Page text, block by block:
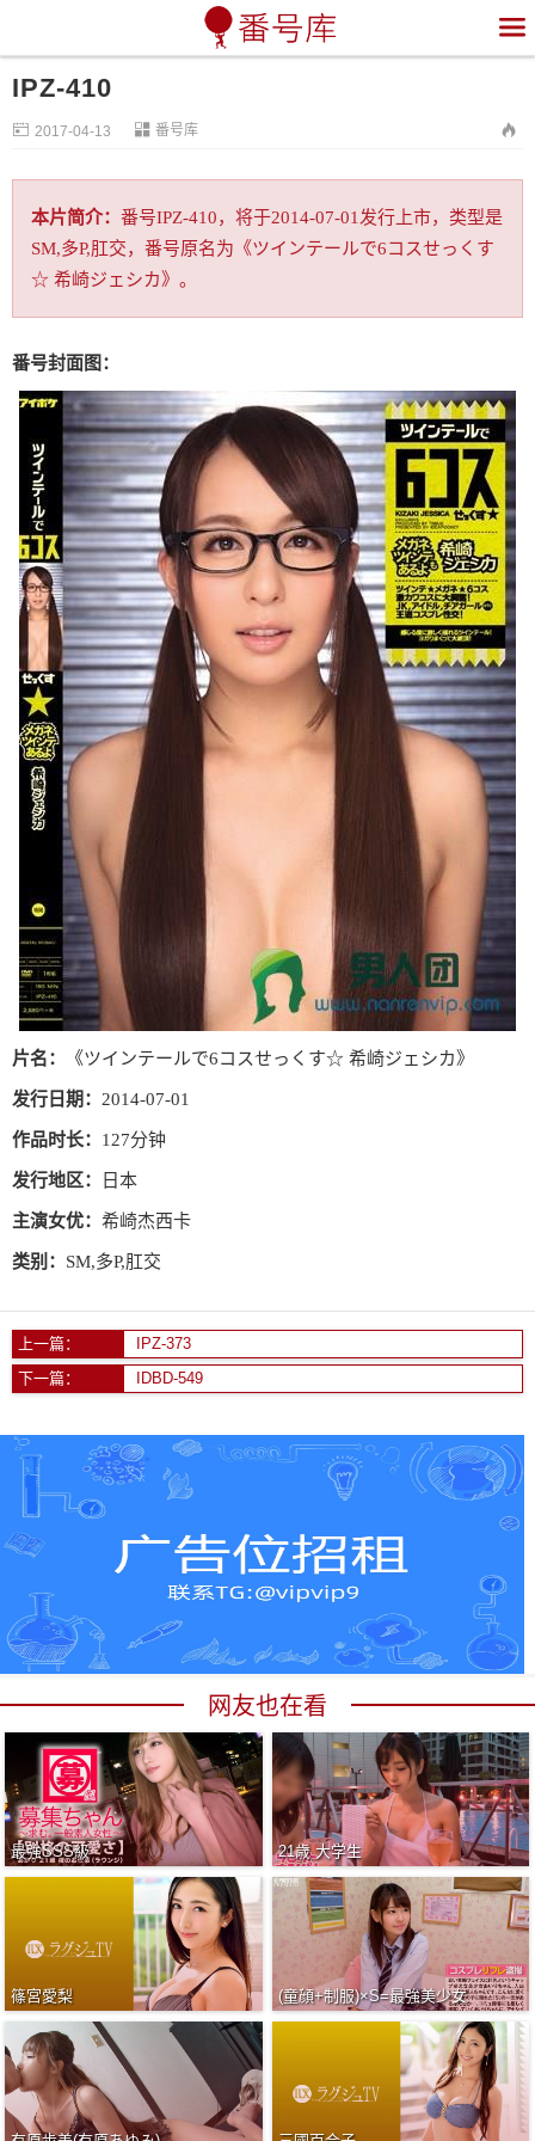

IPZ-410
 2017-04-13  番号库 
本片简介： 番号IPZ-410，将于2014-07-01发行上市，类型是
SM,多P,肛交，番号原名为《ツインテールで6コスせっくす
☆ 希崎ジェシカ》。
番号封面图：
片名： 《ツインテールで6コスせっくす☆ 希崎ジェシカ》
发行日期： 2014-07-01
作品时长： 127分钟
发行地区： 日本
主演女优： 希崎杰西卡
类别： SM,多P,肛交
上一篇：
IPZ-373
下一篇：
IDBD-549
网友也在看
最強SSS級 21歳 大学生
篠宮愛梨 (童顔+制服)×S=最強美少女